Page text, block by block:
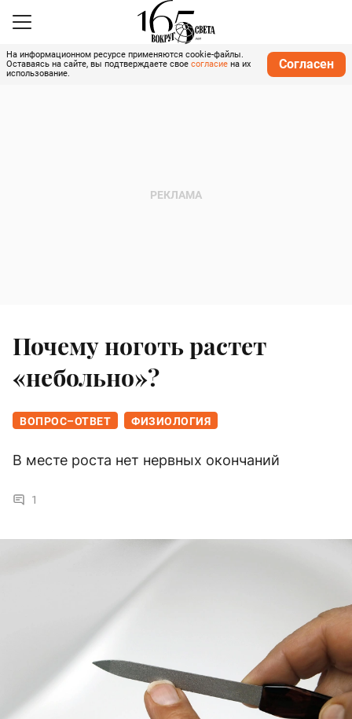
На информационном ресурсе применяются cookie-файлы.
Оставаясь на сайте, вы подтверждаете свое согласие на их
использование.
Согласен
Почему ноготь растет
«небольно»?
ВОПРОС–ОТВЕТ ФИЗИОЛОГИЯ
В месте роста нет нервных окончаний
1